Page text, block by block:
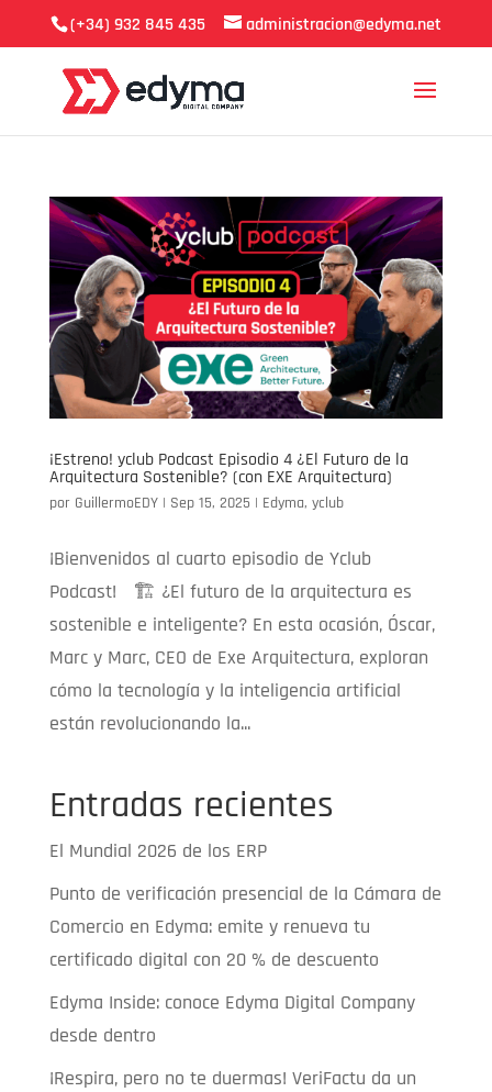
(+34) 932 845 435 administracion@edyma.net
¡Estreno! yclub Podcast Episodio 4 ¿El Futuro de la
Arquitectura Sostenible? (con EXE Arquitectura)
por GuillermoEDY| Sep 15, 2025 | Edyma, yclub
¡Bienvenidos al cuarto episodio de Yclub
Podcast! 🏗️ ¿El futuro de la arquitectura es
sostenible e inteligente? En esta ocasión, Óscar,
Marc y Marc, CEO de Exe Arquitectura, exploran
cómo la tecnología y la inteligencia artificial
están revolucionando la...
Entradas recientes
El Mundial 2026 de los ERP
Punto de verificación presencial de la Cámara de
Comercio en Edyma: emite y renueva tu
certificado digital con 20 % de descuento
Edyma Inside: conoce Edyma Digital Company
desde dentro
¡Respira, pero no te duermas! VeriFactu da un